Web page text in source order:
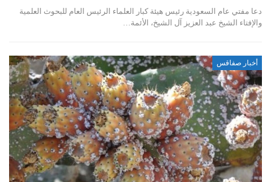
دعا مفتي عام السعودية رئيس هيئة كبار العلماء الرئيس العام للبحوث العلمية
والإفتاء الشيخ عبد العزيز آل الشيخ، الأئمة…
أخبار صفاقس